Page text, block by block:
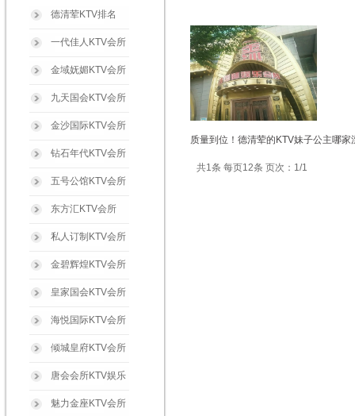
德清荤KTV排名
一代佳人KTV会所
金域妩媚KTV会所
九天国会KTV会所
金沙国际KTV会所
钻石年代KTV会所
五号公馆KTV会所
东方汇KTV会所
私人订制KTV会所
金碧辉煌KTV会所
皇家国会KTV会所
海悦国际KTV会所
倾城皇府KTV会所
唐会会所KTV娱乐
魅力金座KTV会所
质量到位！德清荤的KTV妹子公主哪
共1条 每页12条 页次：1/1